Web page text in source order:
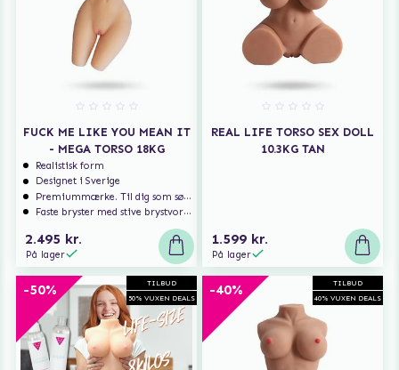
FUCK ME LIKE YOU MEAN IT
- MEGA TORSO 18KG
Realistisk form
Designet i Sverige
Premiummærke. Til dig som søger ekstra høj kvalitet.
Faste bryster med stive brystvorter
2.495 kr.
På lager
REAL LIFE TORSO SEX DOLL
10.3KG TAN
1.599 kr.
På lager
TILBUD
50% VUXEN DEALS
-50%
TILBUD
40% VUXEN DEALS
-40%